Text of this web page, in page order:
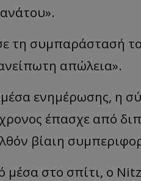
τη συμπαράστασή
απώλεια».
ενημέρωσης, η
έπασχε από
βίαιη
μέσα στο σπίτι, ο